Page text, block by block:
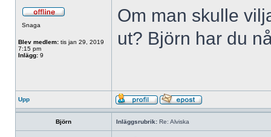
Snaga
Blev medlem: tis jan 29, 2019
7:15 pm
Inlägg: 9
Om man skulle
ut? Björn har du
Upp
Björn Inläggsrubrik: Re: Alviska